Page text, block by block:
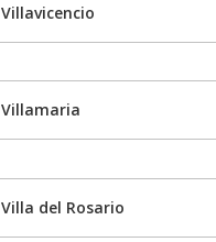
Villavicencio
Villamaria
Villa del Rosario